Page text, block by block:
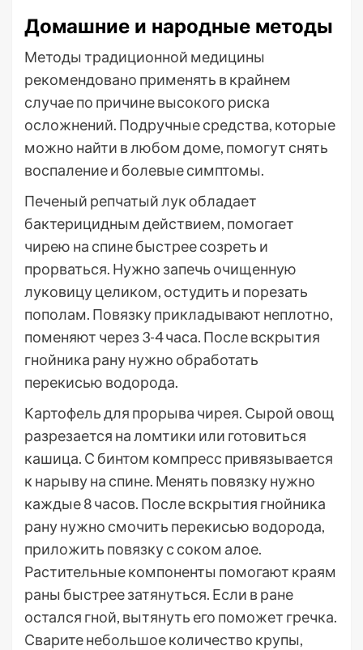
Домашние и народные методы
Методы традиционной медицины
рекомендовано применять в крайнем
случае по причине высокого риска
осложнений. Подручные средства, которые
можно найти в любом доме, помогут снять
воспаление и болевые симптомы.
Печеный репчатый лук обладает
бактерицидным действием, помогает
чирею на спине быстрее созреть и
прорваться. Нужно запечь очищенную
луковицу целиком, остудить и порезать
пополам. Повязку прикладывают неплотно,
поменяют через 3-4 часа. После вскрытия
гнойника рану нужно обработать
перекисью водорода.
Картофель для прорыва чирея. Сырой овощ
разрезается на ломтики или готовиться
кашица. С бинтом компресс привязывается
к нарыву на спине. Менять повязку нужно
каждые 8 часов. После вскрытия гнойника
рану нужно смочить перекисью водорода,
приложить повязку с соком алое.
Растительные компоненты помогают краям
раны быстрее затянуться. Если в ране
остался гной, вытянуть его поможет гречка.
Сварите небольшое количество крупы,